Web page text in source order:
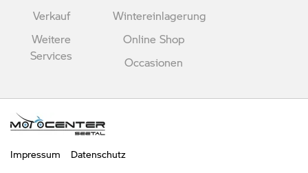
Verkauf
Weitere
Services
Wintereinlagerung
Online Shop
Occasionen
Impressum Datenschutz